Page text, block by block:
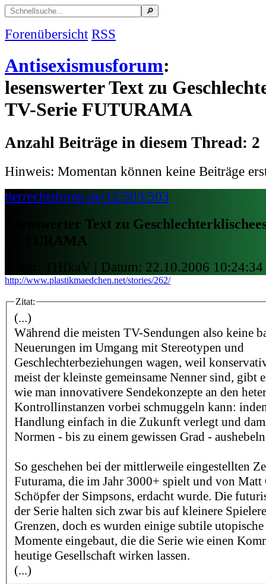
Forenübersicht RSS
Antisexismusforum:
lesenswerter Text zu
TV-Serie FUTURAMA
Anzahl Beiträge in diesem Thread: 2
Hinweis: Momentan können keine Beiträge
tierrechtsforen.de/12/503/503
lesenswerter Text zu
FUTURAMA
Autor: THfkaV | Datum: 22.10.2006 10:24:34
http://www.plastikmaedchen.net/stories/262/
Zitat:
(...)
Während die meisten TV-Sendungen also keine
Neuerungen im Umgang mit Stereotypen und
Geschlechterbeziehungen wagen, weil
meist der kleinste gemeinsame Nenner sind, gibt
wie man innovativere Sendekonzepte an den
Kontrollinstanzen vorbei schmuggeln kann:
Handlung einfach in die Zukunft verlegt und
Normen - bis zu einem gewissen Grad -
So geschehen bei der mittlerweile eingestellten
Futurama, die im Jahr 3000+ spielt und von Matt
Schöpfer der Simpsons, erdacht wurde. Die
der Serie halten sich zwar bis auf kleinere
Grenzen, doch es wurden einige subtile
Momente eingebaut, die die Serie wie einen
heutige Gesellschaft wirken lassen.
(...)